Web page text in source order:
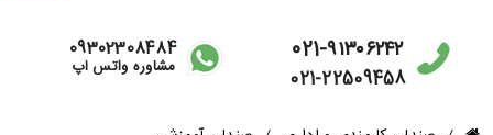
021-۹۱۳۰۶۲۴۲
021-22509458
09302308484
مشاوره واتس آپ